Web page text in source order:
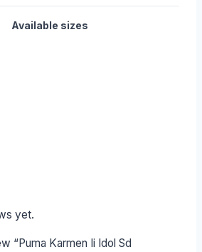
Available sizes
yet.
“Puma Karmen Ii Idol Sd